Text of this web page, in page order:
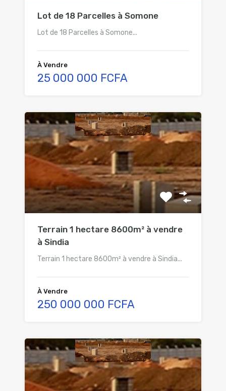
Lot de 18 Parcelles à Somone
Lot de 18 Parcelles à Somone...
À Vendre
25 000 000 FCFA
Terrain 1 hectare 8600m² à vendre
à Sindia
Terrain 1 hectare 8600m² à vendre à Sindia...
À Vendre
250 000 000 FCFA